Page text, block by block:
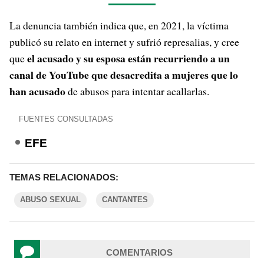
La denuncia también indica que, en 2021, la víctima
publicó su relato en internet y sufrió represalias, y cree
queel acusado y su esposa están recurriendo a un
canal de YouTube que desacredita a mujeres que lo
han acusadode abusos para intentar acallarlas.
FUENTES CONSULTADAS
EFE
TEMAS RELACIONADOS:
ABUSO SEXUAL CANTANTES
COMENTARIOS